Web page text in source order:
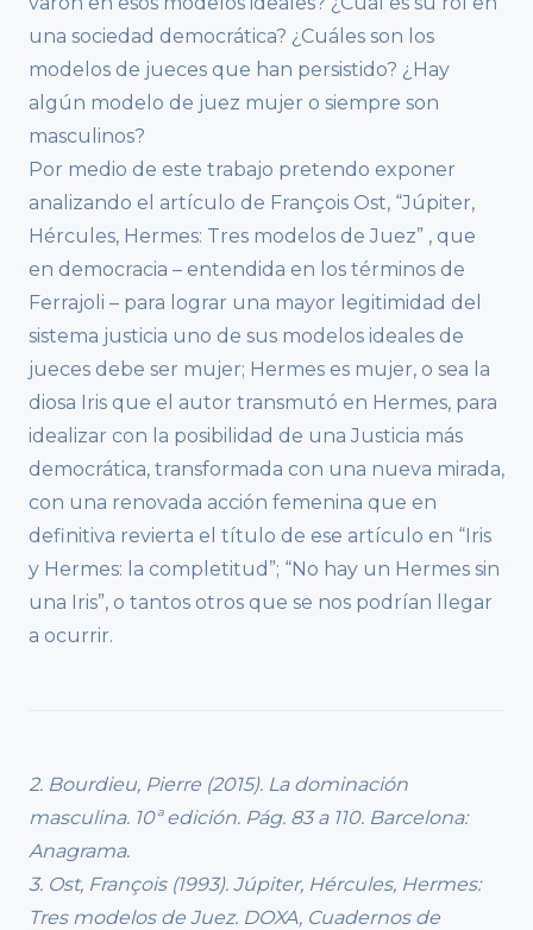
una sociedad democrática? ¿Cuáles son los
modelos de jueces que han persistido? ¿Hay
algún modelo de juez mujer o siempre son
masculinos?
Por medio de este trabajo pretendo exponer
analizando el artículo de François Ost, “Júpiter,
Hércules, Hermes: Tres modelos de Juez” , que
en democracia – entendida en los términos de
Ferrajoli – para lograr una mayor legitimidad del
sistema justicia uno de sus modelos ideales de
jueces debe ser mujer; Hermes es mujer, o sea la
diosa Iris que el autor transmutó en Hermes, para
idealizar con la posibilidad de una Justicia más
democrática, transformada con una nueva mirada,
con una renovada acción femenina que en
definitiva revierta el título de ese artículo en “Iris
y Hermes: la completitud”; “No hay un Hermes sin
una Iris”, o tantos otros que se nos podrían llegar
a ocurrir.
2. Bourdieu, Pierre (2015). La dominación
masculina. 10ª edición. Pág. 83 a 110. Barcelona:
Anagrama.
3. Ost, François (1993). Júpiter, Hércules, Hermes:
Tres modelos de Juez. DOXA, Cuadernos de